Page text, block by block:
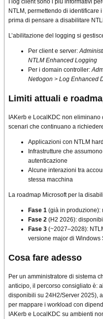
I log client sono i più informativi
NTLM, permettendo di
prima di pensare a disabilitare
L’abilitazione del logging si
Per client e server:
NTLM Enhanced Logging
Per i domain controller:
Netlogon > Log Enhanced
Limiti attuali e
IAKerb e LocalKDC non eliminano
scenari che continuano a
Applicazioni con NTLM
Infrastrutture che
autenticazione
Alcune interazioni tra
stessa macchina
La roadmap Microsoft per la
Fase 1 (già in produzione):
Fase 2 (H2 2026):
Fase 3 (~2027–2028):
versione major di Windows
Cosa fare adesso
Per un amministratore di sistema
anticipo, il percorso consigliato è:
disponibili su 24H2/Server 2025),
per mappare i workload con
IAKerb e LocalKDC su ambienti